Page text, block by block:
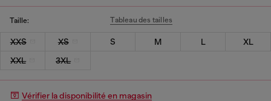
Taille: Tableau des tailles
XXS XS S M L
XL
XXL
3XL
Vérifier la disponibilité en magasin